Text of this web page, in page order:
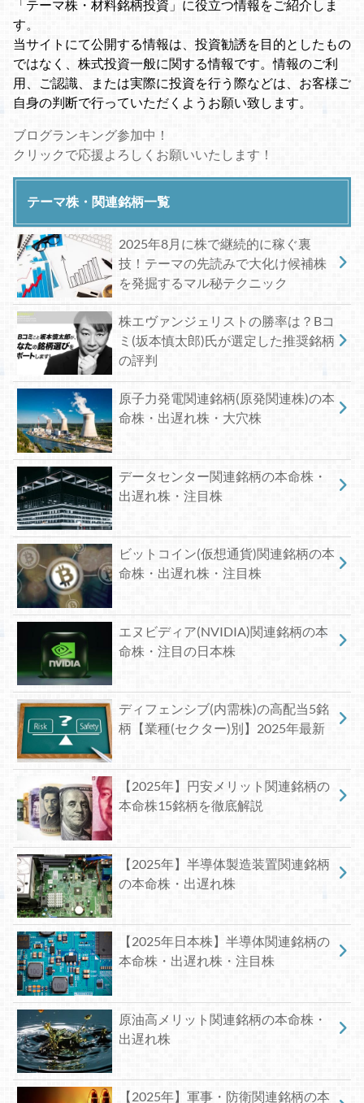
「テーマ株・材料銘柄投資」に役立つ情報をご紹介しま
す。
当サイトにて公開する情報は、投資勧誘を目的としたもの
ではなく、株式投資一般に関する情報です。情報のご利
用、ご認識、または実際に投資を行う際などは、お客様ご
自身の判断で行っていただくようお願い致します。
ブログランキング参加中！
クリックで応援よろしくお願いいたします！
テーマ株・関連銘柄一覧
2025年8月に株で継続的に稼ぐ裏
技！テーマの先読みで大化け候補株
を発掘するマル秘テクニック
株エヴァンジェリストの勝率は？Bコ
ミ(坂本慎太郎)氏が選定した推奨銘柄
の評判
原子力発電関連銘柄(原発関連株)の本
命株・出遅れ株・大穴株
データセンター関連銘柄の本命株・
出遅れ株・注目株
ビットコイン(仮想通貨)関連銘柄の本
命株・出遅れ株・注目株
エヌビディア(NVIDIA)関連銘柄の本
命株・注目の日本株
ディフェンシブ(内需株)の高配当5銘
柄【業種(セクター)別】2025年最新
【2025年】円安メリット関連銘柄の
本命株15銘柄を徹底解説
【2025年】半導体製造装置関連銘柄
の本命株・出遅れ株
【2025年日本株】半導体関連銘柄の
本命株・出遅れ株・注目株
原油高メリット関連銘柄の本命株・
出遅れ株
【2025年】軍事・防衛関連銘柄の本